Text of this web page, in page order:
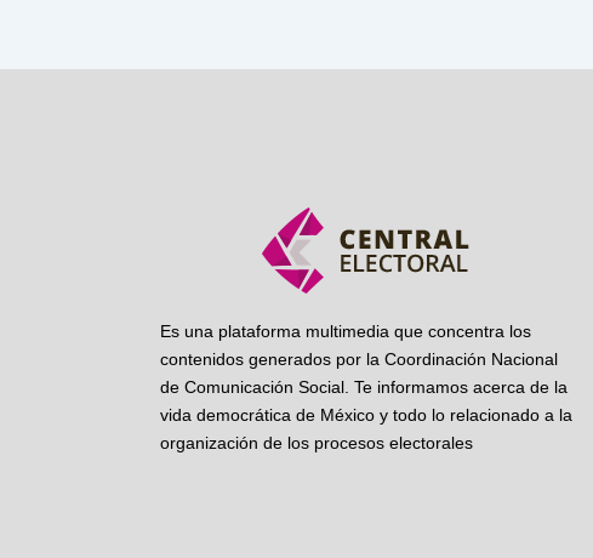
Es una plataforma multimedia que concentra los
contenidos generados por la Coordinación Nacional
de Comunicación Social. Te informamos acerca de la
vida democrática de México y todo lo relacionado a la
organización de los procesos electorales